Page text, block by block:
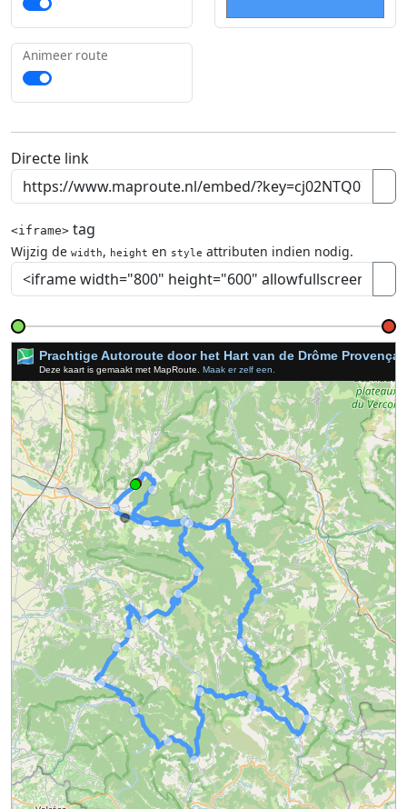
Animeer route
Directe link
<iframe> tag
Wijzig de width, height en style attributen indien nodig.